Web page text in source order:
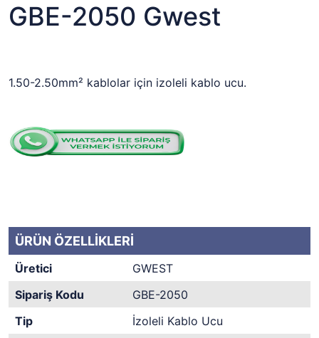
GBE-2050 Gwest
1.50-2.50mm² kablolar için izoleli kablo ucu.
ÜRÜN ÖZELLİKLERİ
Üretici
GWEST
Sipariş Kodu
GBE-2050
Tip
İzoleli Kablo Ucu